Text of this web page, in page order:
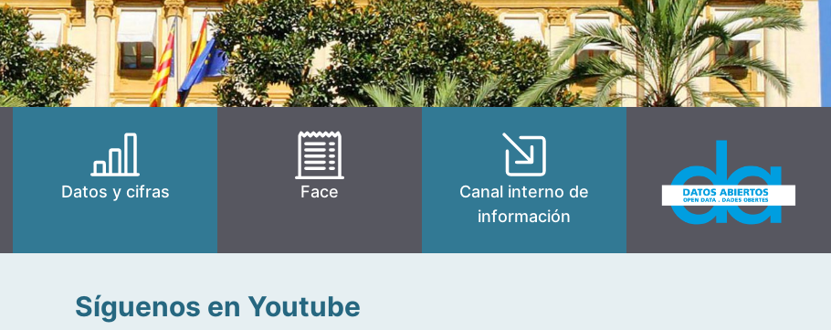
Datos y cifras Face
Canal interno de
información
Síguenos en Youtube